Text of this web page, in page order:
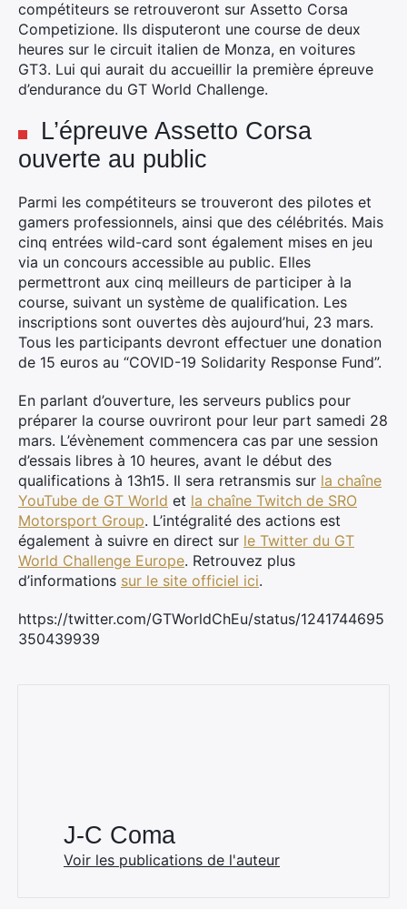
compétiteurs se retrouveront sur Assetto Corsa
Competizione. Ils disputeront une course de deux
heures sur le circuit italien de Monza, en voitures
GT3. Lui qui aurait du accueillir la première épreuve
d’endurance du GT World Challenge.
L’épreuve Assetto Corsa
ouverte au public
Parmi les compétiteurs se trouveront des pilotes et
gamers professionnels, ainsi que des célébrités. Mais
cinq entrées wild-card sont également mises en jeu
via un concours accessible au public. Elles
permettront aux cinq meilleurs de participer à la
course, suivant un système de qualification. Les
inscriptions sont ouvertes dès aujourd’hui, 23 mars.
Tous les participants devront effectuer une donation
de 15 euros au “COVID-19 Solidarity Response Fund”.
En parlant d’ouverture, les serveurs publics pour
préparer la course ouvriront pour leur part samedi 28
mars. L’évènement commencera cas par une session
d’essais libres à 10 heures, avant le début des
qualifications à 13h15. Il sera retransmis sur la chaîne
YouTube de GT World et la chaîne Twitch de SRO
Motorsport Group. L’intégralité des actions est
également à suivre en direct sur le Twitter du GT
World Challenge Europe. Retrouvez plus
d’informations sur le site officiel ici.
https://twitter.com/GTWorldChEu/status/1241744695
350439939
J-C Coma
Voir les publications de l'auteur
×
Rechercher
: